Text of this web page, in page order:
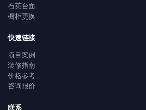
石英台面
橱柜更换
快速链接
项目案例
装修指南
价格参考
咨询报价
联系